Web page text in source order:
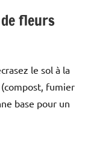
fleurs
le sol à la
fumier
base pour un